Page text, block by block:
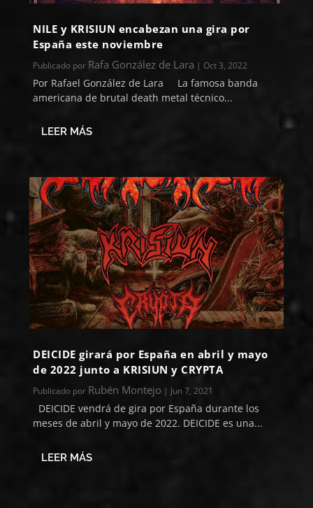
NILE y KRISIUN encabezan una gira por
España este noviembre
Publicado por Rafa González de Lara | Oct 3, 2022
Por Rafael González de Lara La famosa banda
americana de brutal death metal técnico...
LEER MÁS
DEICIDE girará por España en abril y mayo
de 2022 junto a KRISIUN y CRYPTA
Publicado por Rubén Montejo | Jun 7, 2021
DEICIDE vendrá de gira por España durante los
meses de abril y mayo de 2022. DEICIDE es una...
LEER MÁS